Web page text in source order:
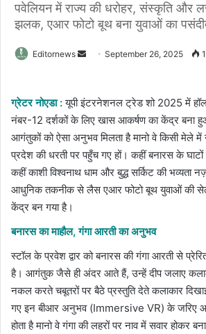
पवेलियन में राज्य की धरोहर, संस्कृति और
झलक, एआर फोटो बूथ बना युवाओं का
Editornews
SendSeptember 26, 2025
ग्रेटर नोएडा :यूपी इंटरनेशनल ट्रेड शो 2025 में
नंबर-12 दर्शकों के लिए खास आकर्षण का केंद्र बना
आगंतुकों को ऐसा अनुभव मिलता है मानो वे किसी मेले में
प्रदेश की धरती पर पहुँच गए हों। कहीं बनारस के
कहीं काशी विश्वनाथ धाम और बुद्ध सर्किट की भव्यता
आधुनिक तकनीक से लैस एआर फोटो बूथ युवाओं की
केंद्र बन गया है।
बनारस का माहौल, गंगा आरती का अनुभव
स्टॉल के प्रवेश द्वार को बनारस की गंगा आरती से
है। आगंतुक जैसे ही अंदर आते हैं, उन्हें दीप जलाए
नकल करते चबूतरों पर बैठे प्रस्तुति देते कलाकार
गए इन बीआर अनुभव (Immersive VR) के जरिए
होता है मानो वे गंगा की लहरों पर नाव में सवार होकर